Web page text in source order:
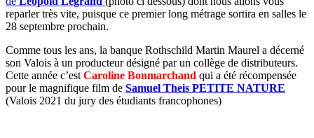
reparler très vite, puisque ce premier long métrage sortira en salles le
28 septembre prochain.
Comme tous les ans, la banque Rothschild Martin Maurel a décerné
son Valois à un producteur désigné par un collège de distributeurs.
Cette année c’est Caroline Bonmarchand qui a été récompensée
pour le magnifique film de Samuel Theis PETITE NATURE
(Valois 2021 du jury des étudiants francophones)